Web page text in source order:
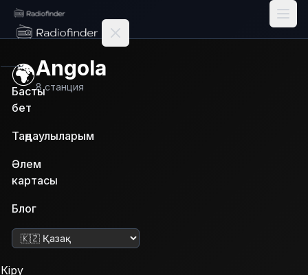
Radiofinder home
Басты
бет
Таңдаулыларым
Әлем
картасы
Блог
Тілді өзгерту
Кіру
🌍Angola
8 станция